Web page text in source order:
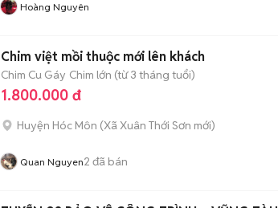
Hoàng Nguyên
Chim việt mồi thuộc mới lên khách
Chim Cu Gáy Chim lớn (từ 3 tháng tuổi)
1.800.000 đ
Huyện Hóc Môn (Xã Xuân Thới Sơn mới)
Quan Nguyen2 đã bán